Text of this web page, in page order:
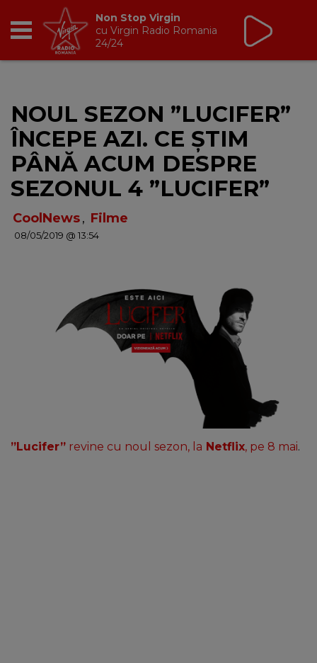
BREAKFAST
TIC TALK
CÂȘTIGĂ
HOT 30
RADIO ACADEMY
Non Stop Virgin
cu Virgin Radio Romania
24/24
NOUL SEZON ”LUCIFER”
ÎNCEPE AZI. CE ȘTIM
PÂNĂ ACUM DESPRE
SEZONUL 4 ”LUCIFER”
CoolNews, Filme
08/05/2019 @ 13:54
”Lucifer” revine cu noul sezon, la Netflix, pe 8 mai.